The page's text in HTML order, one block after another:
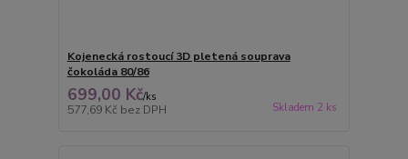
Kojenecká rostoucí 3D pletená souprava
čokoláda 80/86
699,00 Kč/ks
577,69 Kč bez DPH Skladem 2 ks